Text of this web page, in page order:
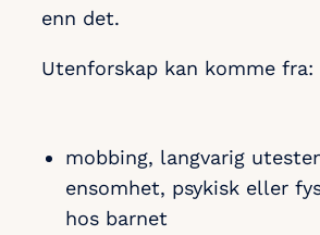
enn det.
Utenforskap kan komme fra:
mobbing, langvarig
ensomhet, psykisk eller
hos barnet